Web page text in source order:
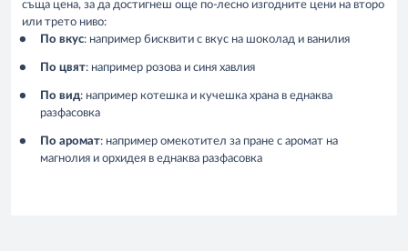
съща цена, за да достигнеш още по-лесно изгодните цени на второ
или трето ниво:
По вкус: например бисквити с вкус на шоколад и ванилия
По цвят: например розова и синя хавлия
По вид: например котешка и кучешка храна в еднаква
разфасовка
По аромат: например омекотител за пране с аромат на
магнолия и орхидея в еднаква разфасовка